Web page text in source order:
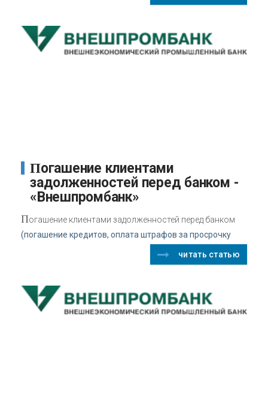
Погашение клиентами
задолженностей перед банком -
«Внешпромбанк»
Погашение клиентами задолженностей перед банком
(погашение кредитов, оплата штрафов за просрочку
читать статью